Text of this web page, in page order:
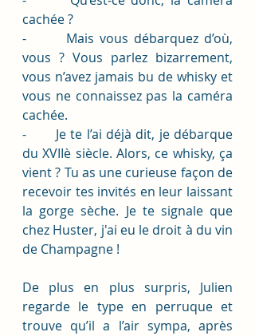
cachée ?
-       Mais vous débarquez d’où,
vous ? Vous parlez bizarrement,
vous n’avez jamais bu de whisky et
vous ne connaissez pas la caméra
cachée.
-       Je te l’ai déjà dit, je débarque
du XVIIè siècle. Alors, ce whisky, ça
vient ? Tu as une curieuse façon de
recevoir tes invités en leur laissant
la gorge sèche. Je te signale que
chez Huster, j'ai eu le droit à du vin
de Champagne !
De plus en plus surpris, Julien
regarde le type en perruque et
trouve qu’il a l’air sympa, après